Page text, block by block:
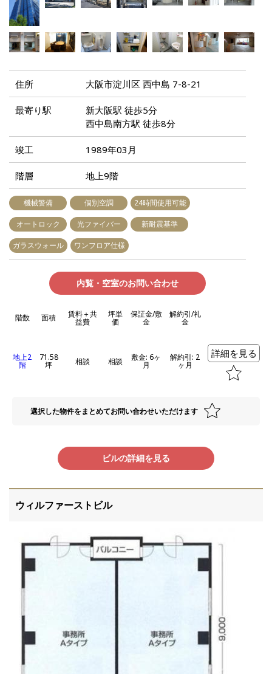
住所 大阪市淀川区 西中島 7-8-21
最寄り駅
新大阪駅 徒歩5分
西中島南方駅 徒歩8分
竣工 1989年03月
階層 地上9階
機械警備 個別空調 24時間使用可能
オートロック 光ファイバー 新耐震基準
ガラスウォール ワンフロア仕様
内覧・空室のお問い合わせ
階数 面積 賃料＋共
益費
坪単
価
保証金/敷
金
解約引/礼
金
地上2
階
71.58
坪 相談 相談 敷金: 6ヶ
月
解約引: 2
ヶ月
詳細を見る
選択した物件をまとめてお問い合わせいただけます
ビルの詳細を見る
ウィルファーストビル